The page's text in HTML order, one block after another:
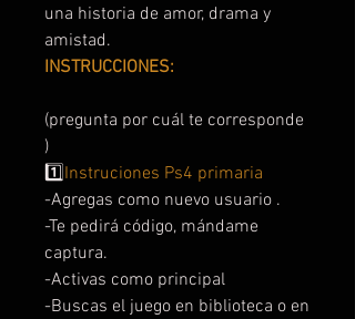
una historia de amor, drama y
amistad.
INSTRUCCIONES:
(pregunta por cuál te corresponde
)
1️⃣Instruciones Ps4 primaria
-Agregas como nuevo usuario .
-Te pedirá código, mándame
captura.
-Activas como principal
-Buscas el juego en biblioteca o en